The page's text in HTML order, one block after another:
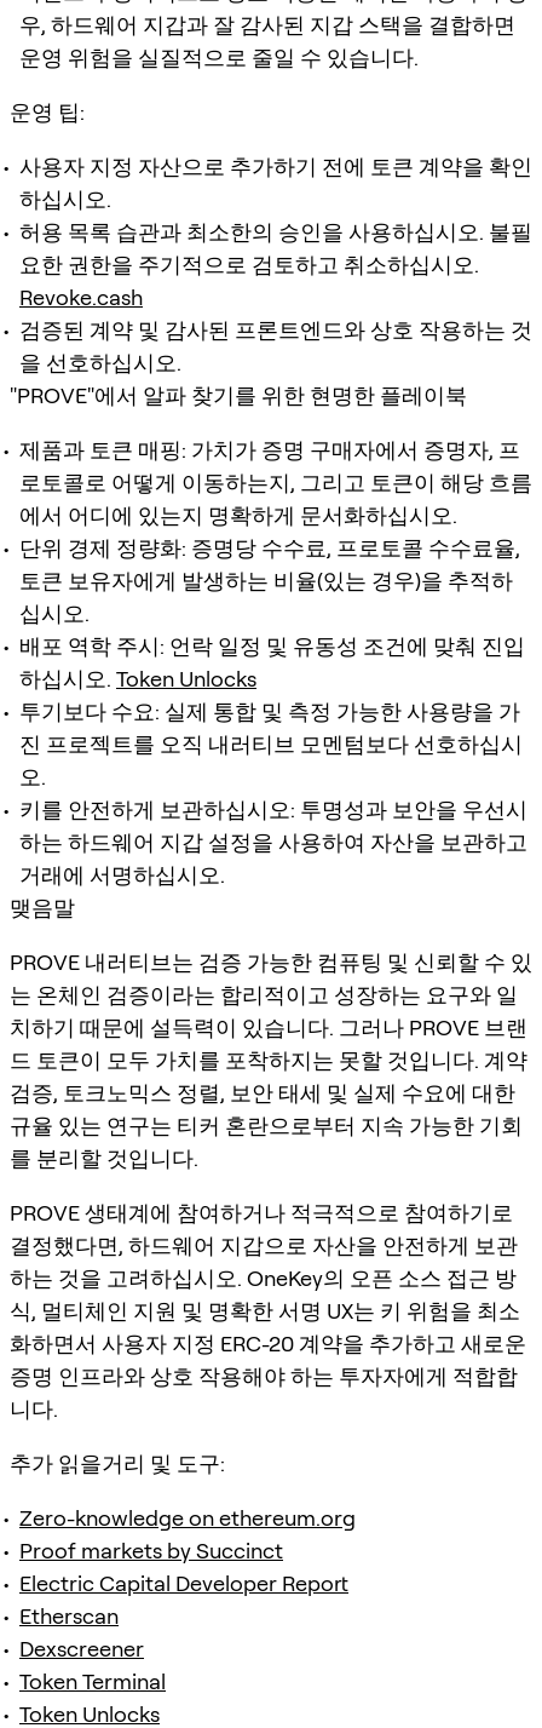
우, 하드웨어 지갑과 잘 감사된 지갑 스택을 결합하면
운영 위험을 실질적으로 줄일 수 있습니다.
운영 팁:
사용자 지정 자산으로 추가하기 전에 토큰 계약을 확인
하십시오.
허용 목록 습관과 최소한의 승인을 사용하십시오. 불필
요한 권한을 주기적으로 검토하고 취소하십시오.
Revoke.cash
검증된 계약 및 감사된 프론트엔드와 상호 작용하는 것
을 선호하십시오.
"PROVE"에서 알파 찾기를 위한 현명한 플레이북
제품과 토큰 매핑: 가치가 증명 구매자에서 증명자, 프
로토콜로 어떻게 이동하는지, 그리고 토큰이 해당 흐름
에서 어디에 있는지 명확하게 문서화하십시오.
단위 경제 정량화: 증명당 수수료, 프로토콜 수수료율,
토큰 보유자에게 발생하는 비율(있는 경우)을 추적하
십시오.
배포 역학 주시: 언락 일정 및 유동성 조건에 맞춰 진입
하십시오. Token Unlocks
투기보다 수요: 실제 통합 및 측정 가능한 사용량을 가
진 프로젝트를 오직 내러티브 모멘텀보다 선호하십시
오.
키를 안전하게 보관하십시오: 투명성과 보안을 우선시
하는 하드웨어 지갑 설정을 사용하여 자산을 보관하고
거래에 서명하십시오.
맺음말
PROVE 내러티브는 검증 가능한 컴퓨팅 및 신뢰할 수 있
는 온체인 검증이라는 합리적이고 성장하는 요구와 일
치하기 때문에 설득력이 있습니다. 그러나 PROVE 브랜
드 토큰이 모두 가치를 포착하지는 못할 것입니다. 계약
검증, 토크노믹스 정렬, 보안 태세 및 실제 수요에 대한
규율 있는 연구는 티커 혼란으로부터 지속 가능한 기회
를 분리할 것입니다.
PROVE 생태계에 참여하거나 적극적으로 참여하기로
결정했다면, 하드웨어 지갑으로 자산을 안전하게 보관
하는 것을 고려하십시오. OneKey의 오픈 소스 접근 방
식, 멀티체인 지원 및 명확한 서명 UX는 키 위험을 최소
화하면서 사용자 지정 ERC-20 계약을 추가하고 새로운
증명 인프라와 상호 작용해야 하는 투자자에게 적합합
니다.
추가 읽을거리 및 도구:
Zero-knowledge on ethereum.org
Proof markets by Succinct
Electric Capital Developer Report
Etherscan
Dexscreener
Token Terminal
Token Unlocks